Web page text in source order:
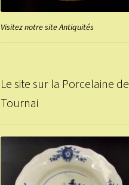
Visitez notre site Antiquités
Le site sur la Porcelaine de
Tournai